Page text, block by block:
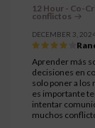
12 Hour - Co-
conflictos
DECEMBER 3,
Aprender más
decisiones en
solo poner a los
es importante
intentar
muchos